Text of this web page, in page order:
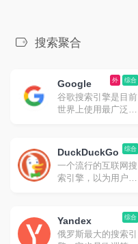
搜索聚合
综合
外
Google
谷歌搜索引擎是目前
世界上使用最广泛的
高。
综合
DuckDuckGo
一个流行的互联网搜
索引擎，以为用户提
答案、更少的混乱和
真正的隐私的卓越搜
索体验。在默认情况
综合
Yandex
俄罗斯最大的搜索引